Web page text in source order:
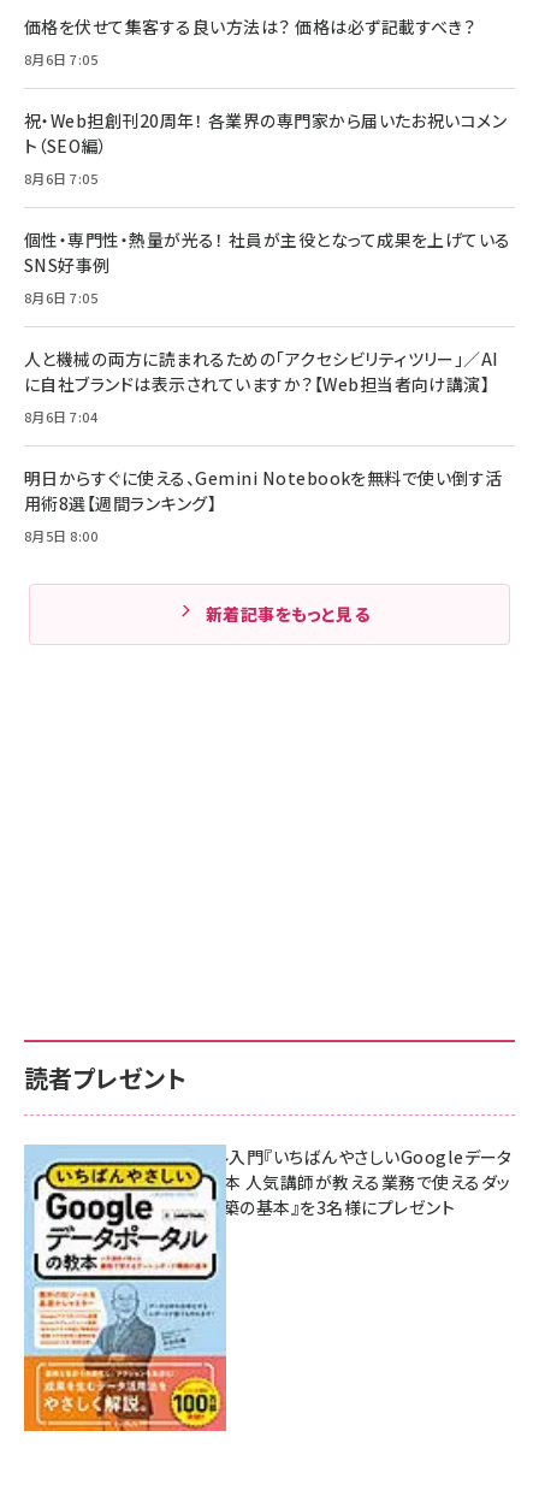
価格を伏せて集客する良い方法は？ 価格は必ず記載すべき？
8月6日 7:05
祝・Web担創刊20周年！ 各業界の専門家から届いたお祝いコメン
ト（SEO編）
8月6日 7:05
個性・専門性・熱量が光る！ 社員が主役となって成果を上げている
SNS好事例
8月6日 7:05
人と機械の両方に読まれるための「アクセシビリティツリー」／AI
に自社ブランドは表示されていますか？【Web担当者向け講演】
8月6日 7:04
明日からすぐに使える、Gemini Notebookを無料で使い倒す活
用術8選【週間ランキング】
8月5日 8:00
新着記事をもっと見る
読者プレゼント
無料BIツール入門『いちばんやさしいGoogleデータ
ポータルの教本 人気講師が教える業務で使えるダッ
シュボード構築の基本』を3名様にプレゼント
7月31日 10:00